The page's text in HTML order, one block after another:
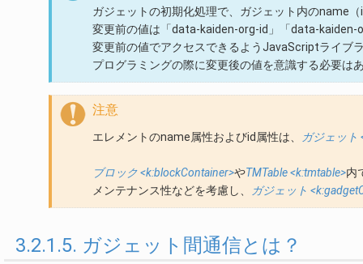
ガジェットの初期化処理で、ガジェット内のname
変更前の値は「data-kaiden-org-id」「data-kaiden-
変更前の値でアクセスできるようJavaScriptライブ
プログラミングの際に変更後の値を意識する必要は
注意
エレメントのname属性およびid属性は、 ガジェット
ブロック <k:blockContainer>やTMTable <k:tmtable>内
メンテナンス性などを考慮し、
ガジェット
3.2.1.5. ガジェット間通信とは？